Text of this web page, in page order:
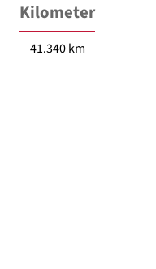
Kilometer
41.340 km